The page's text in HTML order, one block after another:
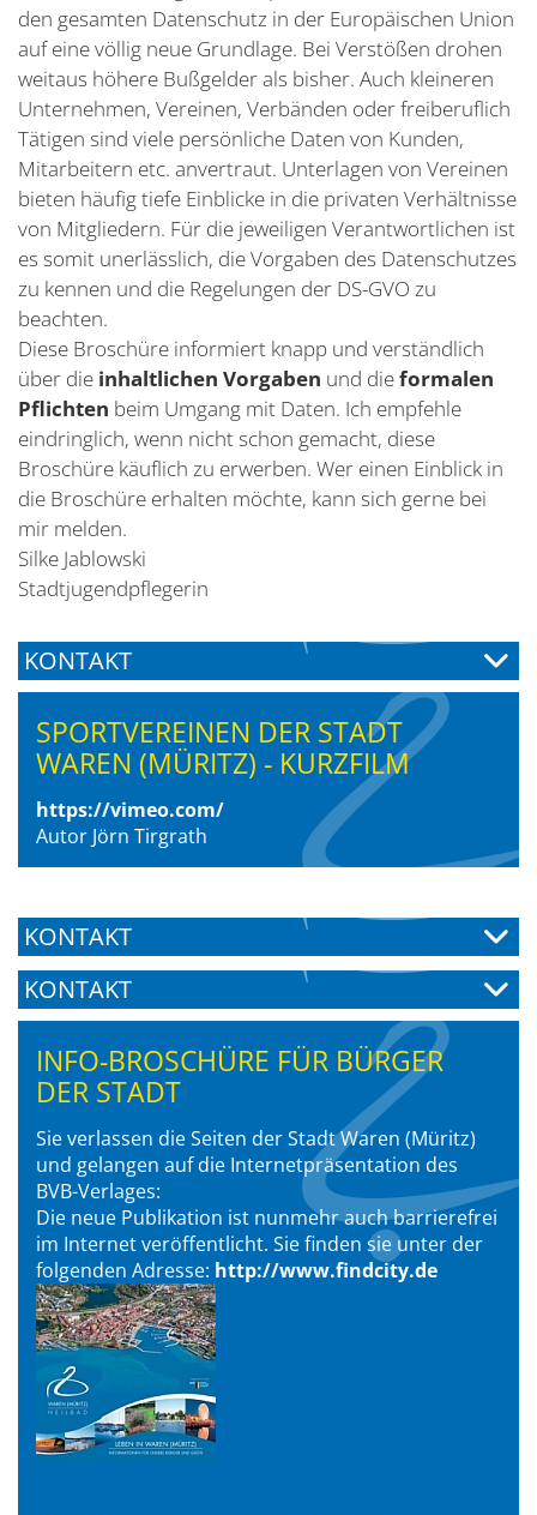
den gesamten Datenschutz in der Europäischen Union
auf eine völlig neue Grundlage. Bei Verstößen drohen
weitaus höhere Bußgelder als bisher. Auch kleineren
Unternehmen, Vereinen, Verbänden oder freiberuflich
Tätigen sind viele persönliche Daten von Kunden,
Mitarbeitern etc. anvertraut. Unterlagen von Vereinen
bieten häufig tiefe Einblicke in die privaten Verhältnisse
von Mitgliedern. Für die jeweiligen Verantwortlichen ist
es somit unerlässlich, die Vorgaben des Datenschutzes
zu kennen und die Regelungen der DS-GVO zu
beachten.
Diese Broschüre informiert knapp und verständlich
über die inhaltlichen Vorgaben und dieformalen
Pflichten beim Umgang mit Daten. Ich empfehle
eindringlich, wenn nicht schon gemacht, diese
Broschüre käuflich zu erwerben. Wer einen Einblick in
die Broschüre erhalten möchte, kann sich gerne bei
mir melden.
Silke Jablowski
Stadtjugendpflegerin
KONTAKT
SPORTVEREINEN DER STADT
WAREN (MÜRITZ) - KURZFILM
https://vimeo.com/
Autor Jörn Tirgrath
KONTAKT
KONTAKT
INFO-BROSCHÜRE FÜR BÜRGER
DER STADT
Sie verlassen die Seiten der Stadt Waren (Müritz)
und gelangen auf die Internetpräsentation des
BVB-Verlages:
Die neue Publikation ist nunmehr auch barrierefrei
im Internet veröffentlicht. Sie finden sie unter der
folgenden Adresse: http://www.findcity.de